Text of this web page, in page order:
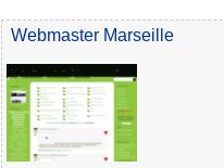
Webmaster Marseille